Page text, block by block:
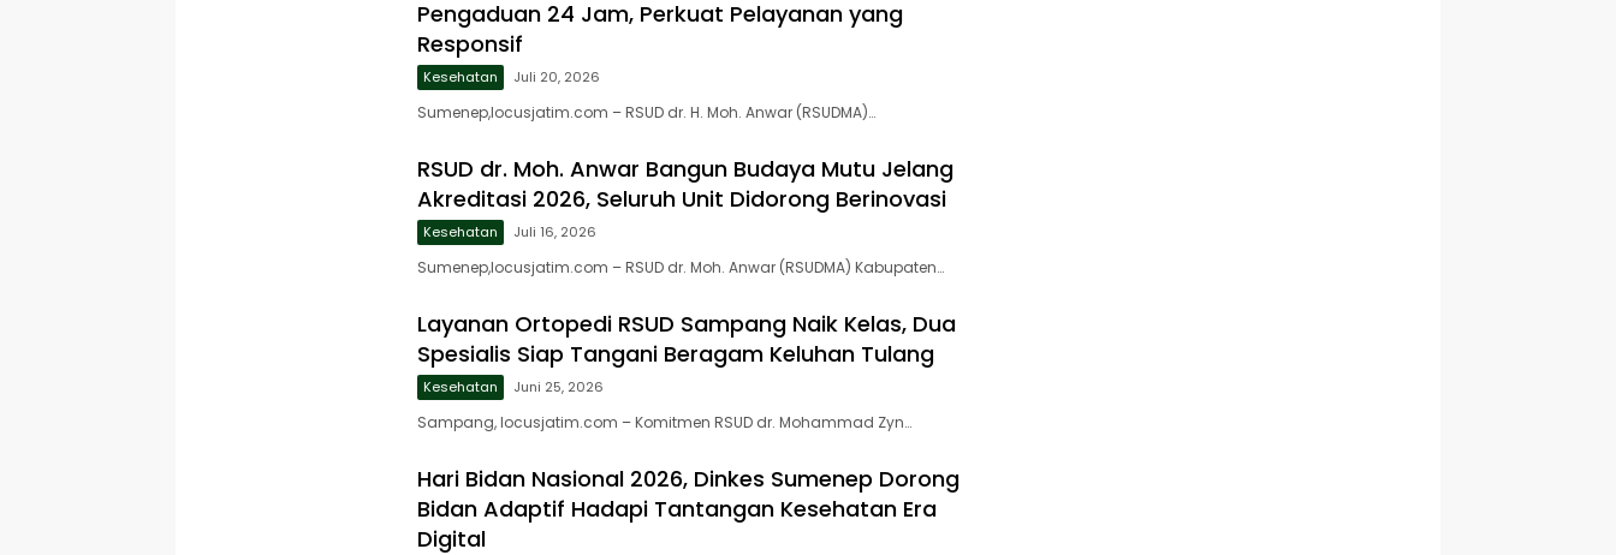
Pengaduan 24 Jam, Perkuat Pelayanan yang
Responsif
Kesehatan Juli 20, 2026
Sumenep,locusjatim.com – RSUD dr. H. Moh. Anwar (RSUDMA)…
RSUD dr. Moh. Anwar Bangun Budaya Mutu Jelang
Akreditasi 2026, Seluruh Unit Didorong Berinovasi
Kesehatan Juli 16, 2026
Sumenep,locusjatim.com – RSUD dr. Moh. Anwar (RSUDMA) Kabupaten…
Layanan Ortopedi RSUD Sampang Naik Kelas, Dua
Spesialis Siap Tangani Beragam Keluhan Tulang
Kesehatan Juni 25, 2026
Sampang, locusjatim.com – Komitmen RSUD dr. Mohammad Zyn…
Hari Bidan Nasional 2026, Dinkes Sumenep Dorong
Bidan Adaptif Hadapi Tantangan Kesehatan Era
Digital